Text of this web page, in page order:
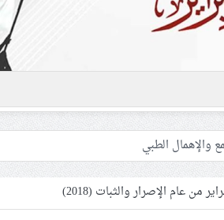
والإهمال الطبي
العزاء ويعتقل العشرات من الشبّان
من عام الإصرار والثبات (2018)